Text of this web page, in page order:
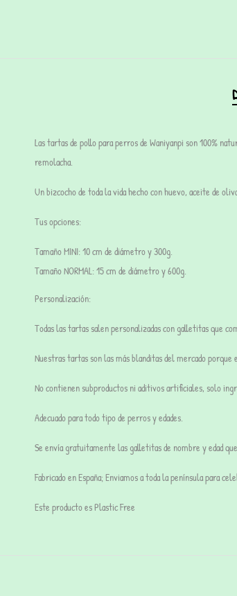
Lastartas de pollo para perros de Waniyanpi son 100%
remolacha.
Un bizcocho de toda la vida hecho con huevo, aceite de
Tus opciones:
TamañoMINI: 10 cm de diámetro y 300g.
TamañoNORMAL: 15 cm de diámetro y 600g.
Personalización:
Todas las tartas salen personalizadas con galletitas que
Nuestras tartas sonlas más blanditasdel mercado porque
No contienen subproductos ni aditivos artificiales, solo
Adecuado para todo tipo de perros y edades.
Se envía gratuitamente las galletitas de nombre y edad
Fabricado en España; Enviamos a toda la península para
Este producto es Plastic Free